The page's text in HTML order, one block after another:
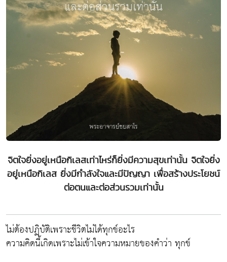
จิตใจยิ่งอยู่เหนือกิเลสเท่าไหร่ก็ยิ่งมีความสุขเท่านั้น จิตใจยิ่ง
อยู่เหนือกิเลส ยิ่งมีกำลังใจและมีปัญญา เพื่อสร้างประโยชน์
ต่อตนและต่อส่วนรวมเท่านั้น
ไม่ต้องปฏิบัติเพราะชีวิตไม่ได้ทุกข์อะไร
ความคิดนี้เกิดเพราะไม่เข้าใจความหมายของคำว่า ทุกข์